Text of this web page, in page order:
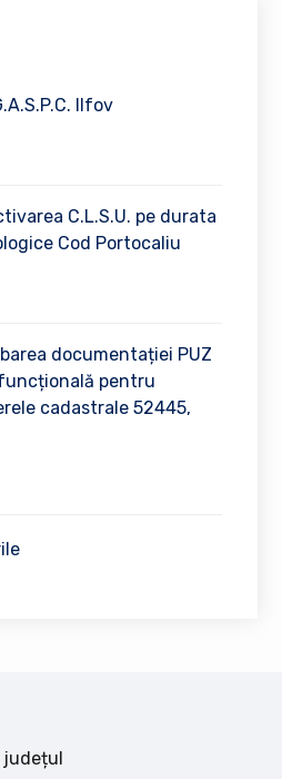
Ilfov
C.L.S.U. pe durata
Cod Portocaliu
documentației PUZ
pentru
cadastrale 52445,
județul